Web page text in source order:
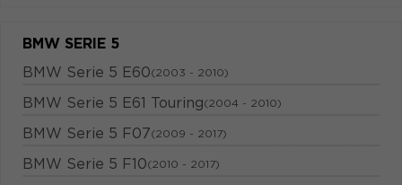
BMW SERIE 5
BMW Serie 5 E60(2003 - 2010)
BMW Serie 5 E61 Touring(2004 - 2010)
BMW Serie 5 F07(2009 - 2017)
BMW Serie 5 F10(2010 - 2017)